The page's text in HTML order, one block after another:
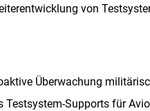
von
Überwachung
Supports für